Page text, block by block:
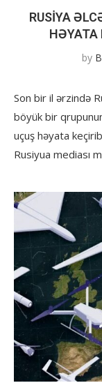
RUSIYA
HƏYATA
by
Son bir il ərzində
böyük bir
uçuş həyata
Rusiyua mediası